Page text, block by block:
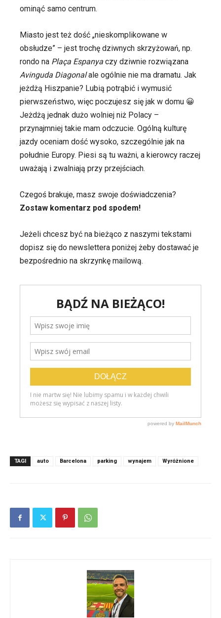
ominąć samo centrum.
Miasto jest też dość „nieskomplikowane w
obsłudze” – jest trochę dziwnych skrzyżowań, np.
rondo na Plaça Espanya czy dziwnie rozwiązana
Avinguda Diagonalale ogólnie nie ma dramatu. Jak
jeżdżą Hiszpanie? Lubią potrąbić i wymusić
pierwszeństwo, więc poczujesz się jak w domu 😀
Jeżdżą jednak dużo wolniej niż Polacy –
przynajmniej takie mam odczucie. Ogólną kulturę
jazdy oceniam dość wysoko, szczególnie jak na
południe Europy. Piesi są tu ważni, a kierowcy raczej
uważają i zwalniają przy przejściach.
Czegoś brakuje, masz swoje doświadczenia?
Zostaw komentarz pod spodem!
Jeżeli chcesz być na bieżąco z naszymi tekstami
dopisz się do newslettera poniżej żeby dostawać je
bezpośrednio na skrzynkę mailową.
TAGI auto Barcelona parking wynajem Wyróżnione